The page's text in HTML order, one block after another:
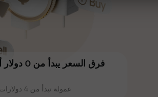
فرق السعر
عمولة تبدأ من 4 دولارات لكل قطعة
تتشارك سرعة المسار وسرعة
نفس القيم. يُضفي أليش
عناصر الحماس والانضباط
التداول، ويعمل كشريك
لتحقيق أهداف طموحة.